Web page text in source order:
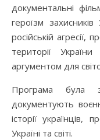
документальні
героїзм
російській агресії,
території
аргументом для
Програма була
документують
історії українців,
Україні та світі.